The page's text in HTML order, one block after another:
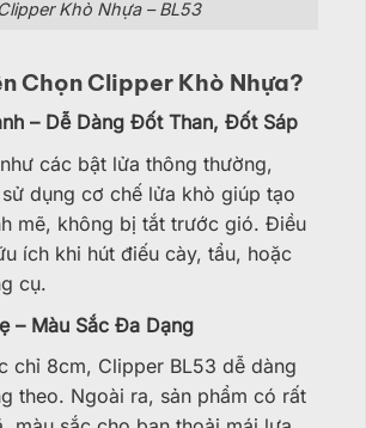
Clipper Khò Nhựa – BL53
Chọn Clipper Khò Nhựa?
– Dễ Dàng Đốt Than, Đốt Sáp
các bật lửa thông thường,
dụng cơ chế lửa khò giúp tạo
mẽ, không bị tắt trước gió. Điều
ích khi hút điếu cày, tẩu, hoặc
cụ.
– Màu Sắc Đa Dạng
chỉ 8cm, Clipper BL53 dễ dàng
theo. Ngoài ra, sản phẩm có rất